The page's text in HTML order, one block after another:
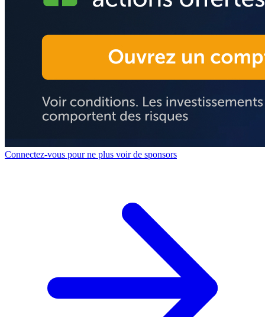
Connectez-vous pour ne plus voir de sponsors